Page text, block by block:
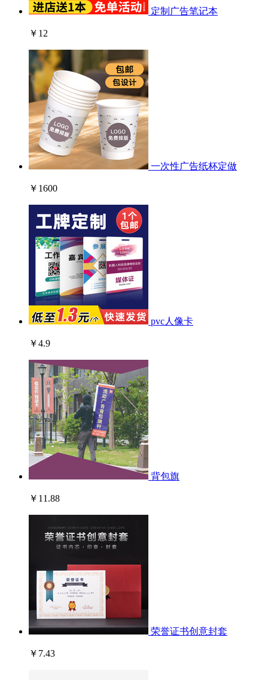
定制广告笔记本
￥12
一次性广告纸杯定做
￥1600
pvc人像卡
￥4.9
背包旗
￥11.88
荣誉证书创意封套
￥7.43